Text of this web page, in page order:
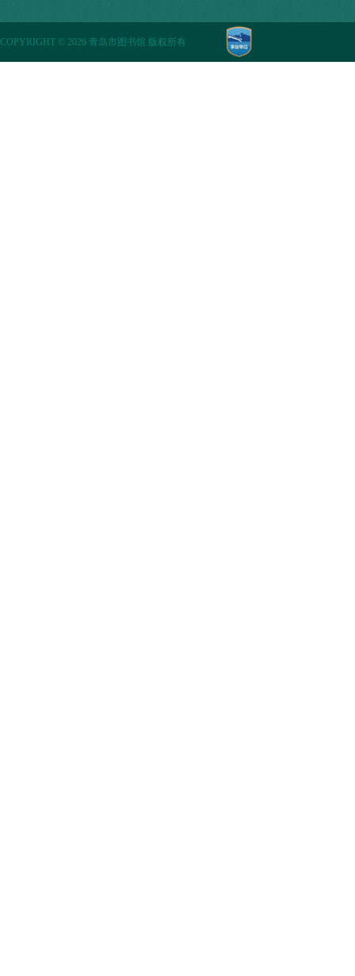
COPYRIGHT © 2026 青岛市图书馆 版权所有